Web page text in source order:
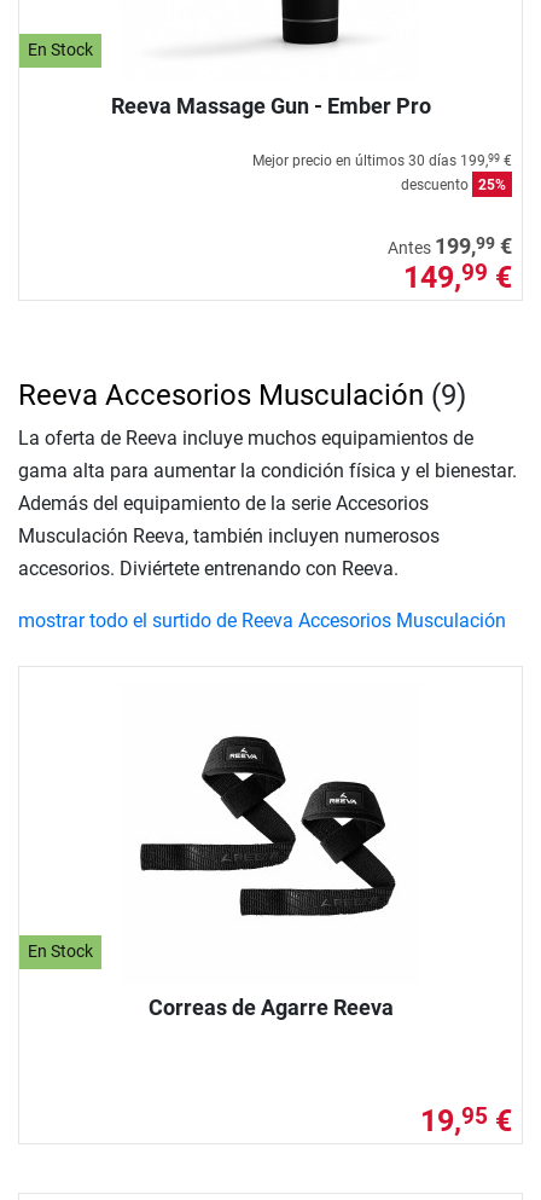
En Stock
Reeva Massage Gun - Ember Pro
Mejor precio en últimos 30 días 199,99 €
descuento 25%
Antes 199,99 €
149,99 €
En Stock
Correas de Agarre Reeva
19,95 €
Reeva Accesorios Musculación (9)
La oferta de Reeva incluye muchos equipamientos de
gama alta para aumentar la condición física y el bienestar.
Además del equipamiento de la serie Accesorios
Musculación Reeva, también incluyen numerosos
accesorios. Diviértete entrenando con Reeva.
mostrar todo el surtido de Reeva Accesorios Musculación